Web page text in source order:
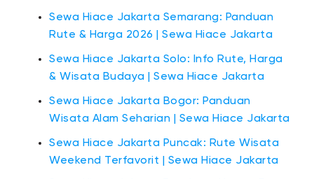
Sewa Hiace Jakarta Semarang: Panduan
Rute & Harga 2026 | Sewa Hiace Jakarta
Sewa Hiace Jakarta Solo: Info Rute, Harga
& Wisata Budaya | Sewa Hiace Jakarta
Sewa Hiace Jakarta Bogor: Panduan
Wisata Alam Seharian | Sewa Hiace Jakarta
Sewa Hiace Jakarta Puncak: Rute Wisata
Weekend Terfavorit | Sewa Hiace Jakarta